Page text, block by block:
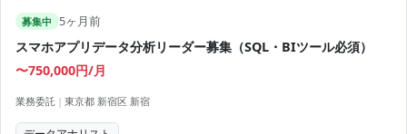
募集中 5ヶ月前
スマホアプリデータ分析リーダー募集（SQL・BIツール必須）
〜750,000円/月
業務委託 | 東京都 新宿区 新宿